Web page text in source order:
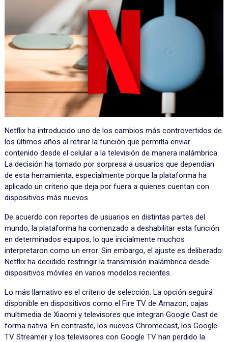
Netflix ha introducido uno de los cambios más controvertidos de
los últimos años al retirar la función que permitía enviar
contenido desde el celular a la televisión de manera inalámbrica.
La decisión ha tomado por sorpresa a usuarios que dependían
de esta herramienta, especialmente porque la plataforma ha
aplicado un criterio que deja por fuera a quienes cuentan con
dispositivos más nuevos.
De acuerdo con reportes de usuarios en distintas partes del
mundo, la plataforma ha comenzado a deshabilitar esta función
en determinados equipos, lo que inicialmente muchos
interpretaron como un error. Sin embargo, el ajuste es deliberado:
Netflix ha decidido restringir la transmisión inalámbrica desde
dispositivos móviles en varios modelos recientes.
Lo más llamativo es el criterio de selección. La opción seguirá
disponible en dispositivos como el Fire TV de Amazon, cajas
multimedia de Xiaomi y televisores que integran Google Cast de
forma nativa. En contraste, los nuevos Chromecast, los Google
TV Streamer y los televisores con Google TV han perdido la